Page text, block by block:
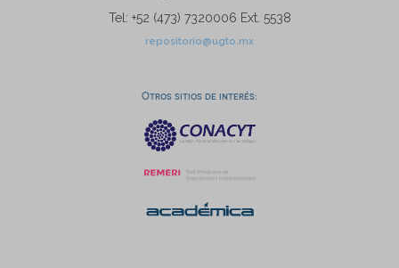
Tel: +52 (473) 7320006 Ext. 5538
repositorio@ugto.mx
Otros sitios de interés: